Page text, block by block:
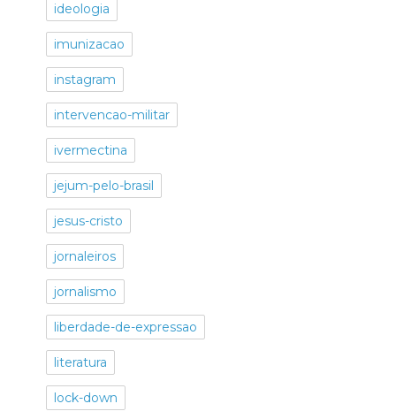
ideologia
imunizacao
instagram
intervencao-militar
ivermectina
jejum-pelo-brasil
jesus-cristo
jornaleiros
jornalismo
liberdade-de-expressao
literatura
lock-down